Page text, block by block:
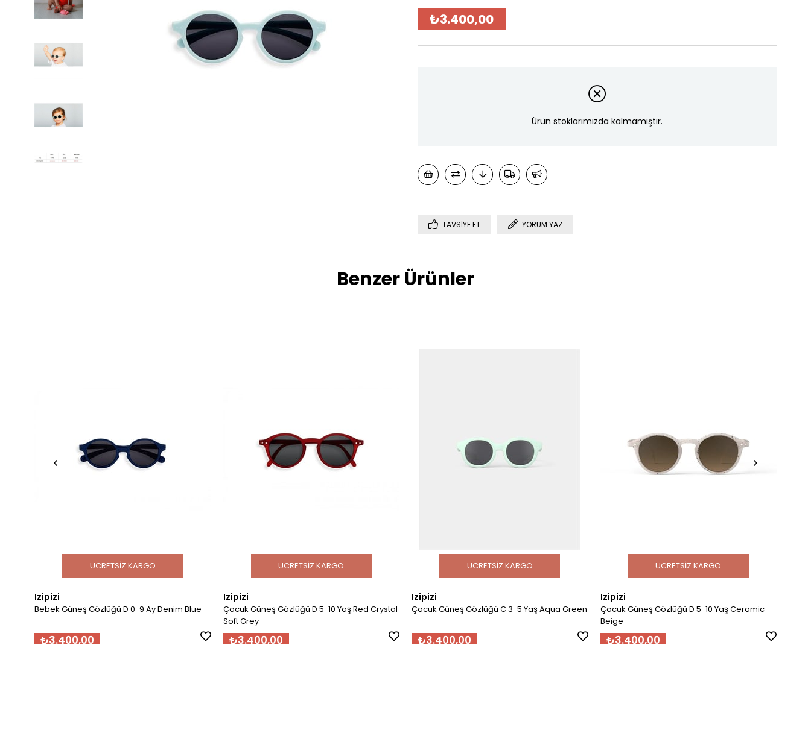
₺3.400,00
Ürün stoklarımızda kalmamıştır.
TAVSIYE ET YORUM YAZ
Benzer Ürünler
Izipizi
Bebek Güneş Gözlüğü D 0-9 Ay Denim Blue
₺3.400,00
ÜCRETSIZ KARGO
Izipizi
Çocuk Güneş Gözlüğü D 5-10 Yaş Red Crystal
Soft Grey
₺3.400,00
ÜCRETSIZ KARGO
Izipizi
Çocuk Güneş Gözlüğü C 3-5 Yaş Aqua Green
₺3.400,00
ÜCRETSIZ KARGO
Izipizi
Çocuk Güneş Gözlüğü D 5-10 Yaş Ceramic
Beige
₺3.400,00
ÜCRETSIZ KARGO